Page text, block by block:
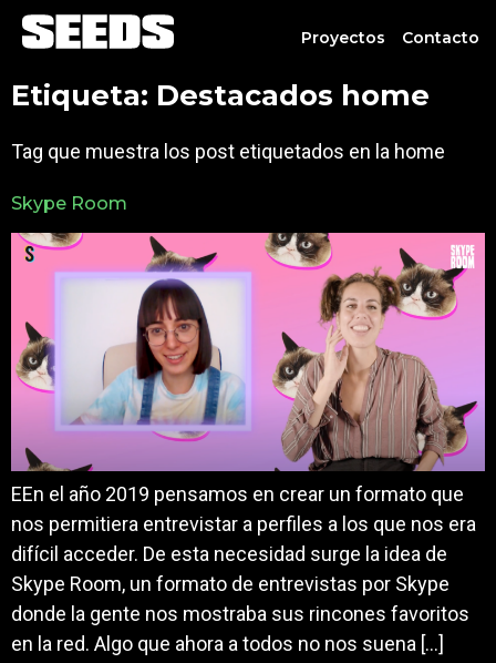
Proyectos Contacto
Etiqueta: Destacados home
Tag que muestra los post etiquetados en la home
Skype Room
EEn el año 2019 pensamos en crear un formato que
nos permitiera entrevistar a perfiles a los que nos era
difícil acceder. De esta necesidad surge la idea de
Skype Room, un formato de entrevistas por Skype
donde la gente nos mostraba sus rincones favoritos
en la red. Algo que ahora a todos no nos suena […]